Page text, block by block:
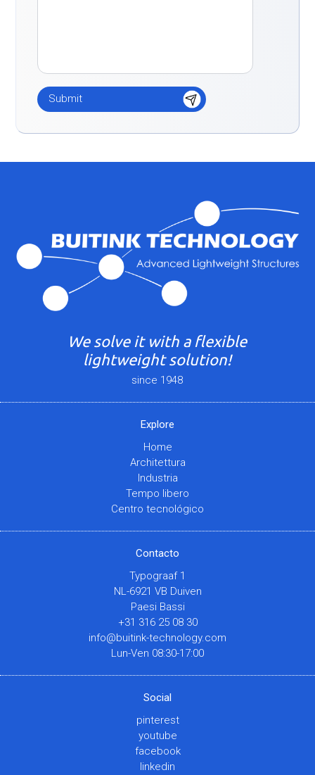
We solve it with a flexible
lightweight solution!
since 1948
Explore
Home
Architettura
Industria
Tempo libero
Centro tecnológico
Contacto
Typograaf 1
NL-6921 VB Duiven
Paesi Bassi
+31 316 25 08 30
info@buitink-technology.com
Lun-Ven 08:30-17:00
Social
pinterest
youtube
facebook
linkedin